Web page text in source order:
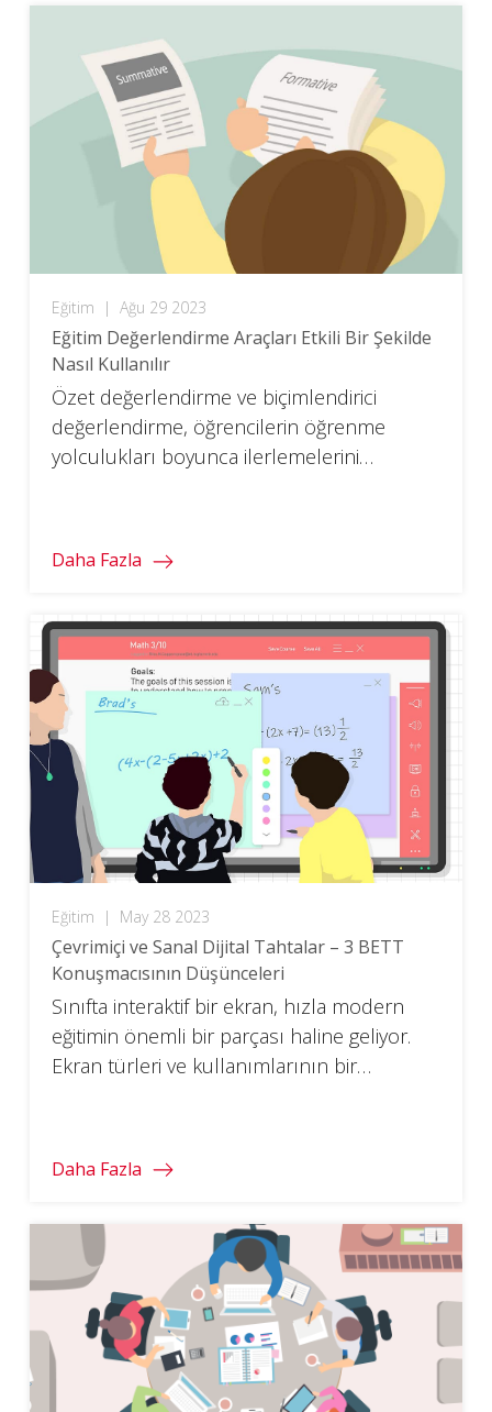
Eğitim | Ağu 29 2023
Eğitim Değerlendirme Araçları Etkili Bir Şekilde
Nasıl Kullanılır
Özet değerlendirme ve biçimlendirici
değerlendirme, öğrencilerin öğrenme
yolculukları boyunca ilerlemelerini
Daha Fazla
Eğitim | May 28 2023
Çevrimiçi ve Sanal Dijital Tahtalar – 3 BETT
Konuşmacısının Düşünceleri
Sınıfta interaktif bir ekran, hızla modern
eğitimin önemli bir parçası haline geliyor.
Ekran türleri ve kullanımlarının bir
Daha Fazla